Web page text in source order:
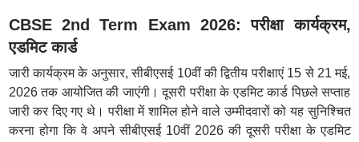
CBSE 2nd Term Exam 2026: परीक्षा कार्यक्रम,
एडमिट कार्ड
जारी कार्यक्रम के अनुसार, सीबीएसई 10वीं की द्वितीय परीक्षाएं 15 से 21 मई,
2026 तक आयोजित की जाएंगी। दूसरी परीक्षा के एडमिट कार्ड पिछले सप्ताह
जारी कर दिए गए थे। परीक्षा में शामिल होने वाले उम्मीदवारों को यह सुनिश्चित
करना होगा कि वे अपने सीबीएसई 10वीं 2026 की दूसरी परीक्षा के एडमिट